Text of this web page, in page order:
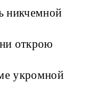
никчемной
открою
укромной